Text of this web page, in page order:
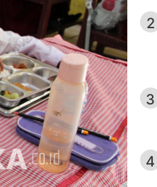
2
3
4